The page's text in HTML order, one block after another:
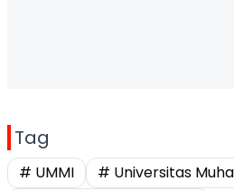
Tag
# UMMI
# Universitas